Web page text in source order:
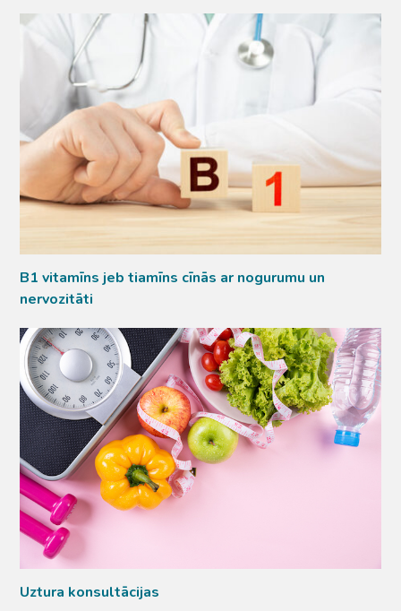
B1 vitamīns jeb tiamīns cīnās ar nogurumu un
nervozitāti
Uztura konsultācijas